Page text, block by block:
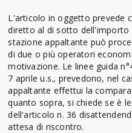
L'articolo in oggetto prevede
diretto al di sotto dell'importo
stazione appaltante può
di due o più operatori
motivazione. Le linee guida
7 aprile u.s., prevedono, nel
appaltante effettui la
quanto sopra, si chiede se è
dell'articolo n. 36
attesa di riscontro.